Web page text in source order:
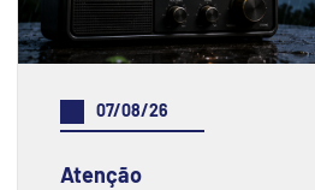
07/08/26
Atenção